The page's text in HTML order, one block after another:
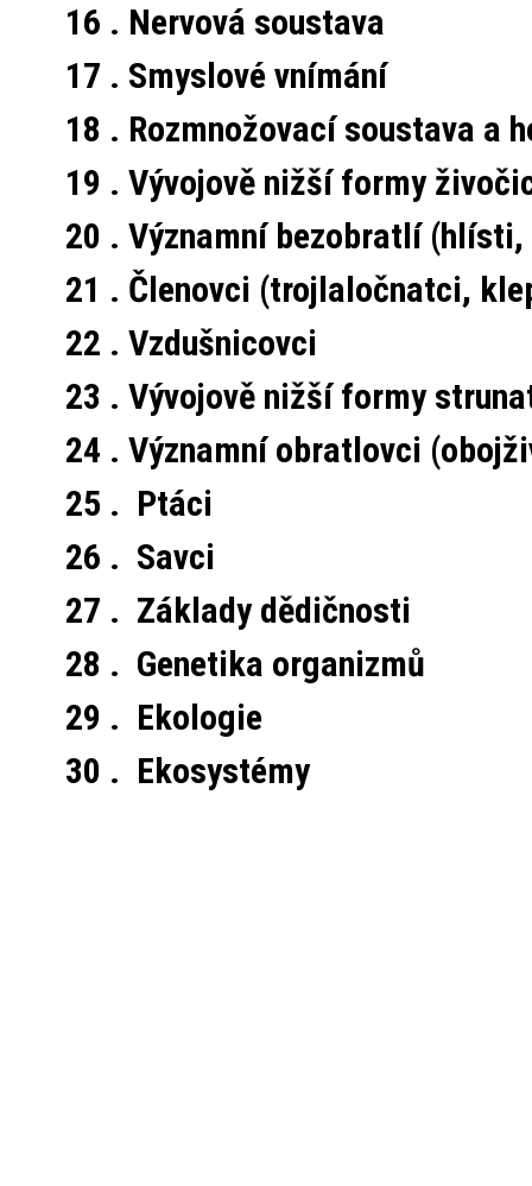
16 . Nervová soustava
17 . Smyslové vnímání
18 . Rozmnožovací soustava a
19 . Vývojově nižší formy
20 . Významní bezobratlí
21 . Členovci (trojlaločnatci,
22 . Vzdušnicovci
23 . Vývojově nižší formy
24 . Významní obratlovci
25 . Ptáci
26 . Savci
27 . Základy dědičnosti
28 . Genetika organizmů
29 . Ekologie
30 . Ekosystémy